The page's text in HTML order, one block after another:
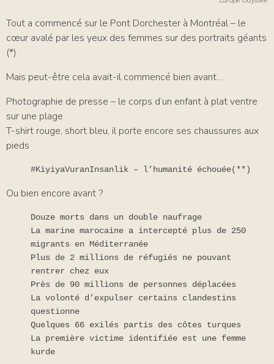
Tout a commencé sur le Pont Dorchester à Montréal – le
cœur avalé par les yeux des femmes sur des portraits géants
(*)
Mais peut-être cela avait-il commencé bien avant…
Photographie de presse – le corps d’un enfant à plat ventre
sur une plage
T-shirt rouge, short bleu, il porte encore ses chaussures aux
pieds
#KiyiyaVuranInsanlik – l’humanité échouée(**)
Ou bien encore avant ?
Douze morts dans un double naufrage
La marine marocaine a intercepté plus de 250
migrants en Méditerranée
Plus de 2 millions de réfugiés ne pouvant
rentrer chez eux
Près de 90 millions de personnes déplacées
La volonté d’expulser certains clandestins
questionne
Quelques 66 exilés partis des côtes turques
La première victime identifiée est une femme
kurde